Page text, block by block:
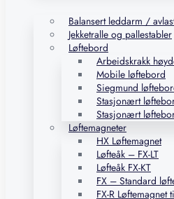
Balansert leddarm /
Jekketralle og pallestabler
Løftebord
Arbeidskrakk
Mobile løftebord
Siegmund
Stasjonært
Stasjonært
Løftemagneter
HX Løftemagnet
Løfteåk – FX-LT
Løfteåk FX-KT
FX – Standard
FX-R Løftemagnet